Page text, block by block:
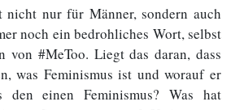
nicht nur für Männer, sondern auch
noch ein bedrohliches Wort, selbst
von #MeToo. Liegt das daran, dass
was Feminismus ist und worauf er
den einen Feminismus? Was hat